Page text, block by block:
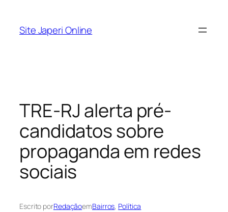
Site Japeri Online
TRE-RJ alerta pré-
candidatos sobre
propaganda em redes
sociais
Escrito porRedaçãoemBairros, Política